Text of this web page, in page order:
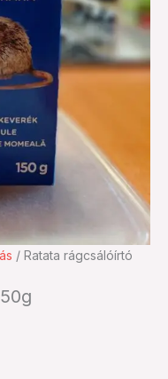
/ Ratata rágcsálóírtó